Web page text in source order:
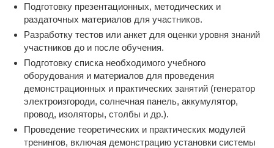
Подготовку презентационных, методических и
раздаточных материалов для участников.
Разработку тестов или анкет для оценки уровня знаний
участников до и после обучения.
Подготовку списка необходимого учебного
оборудования и материалов для проведения
демонстрационных и практических занятий (генератор
электроизгороди, солнечная панель, аккумулятор,
провод, изоляторы, столбы и др.).
Проведение теоретических и практических модулей
тренингов, включая демонстрацию установки системы